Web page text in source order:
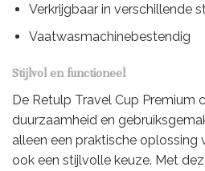
Verkrijgbaar in verschillende
Vaatwasmachinebestendig
Stijlvol en functioneel
De Retulp Travel Cup Premium
duurzaamheid en
alleen een praktische oplossing
ook een stijlvolle keuze. Met